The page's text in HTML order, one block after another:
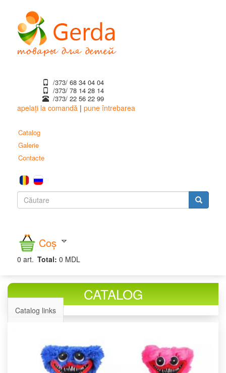
conţinutul
principal
/373/ 68 34 04 04
/373/ ‎78 14 28 14
/373/ 22 56 22 99
apelați la comandă | pune întrebarea
Catalog
Galerie
Contacte
Formular
căutare
Coș
0 art. Total: 0 MDL
CATALOG
Catalog links